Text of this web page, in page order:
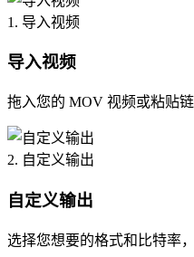
1. 导入视频
导入视频
拖入您的 MOV 视频或粘贴
2. 自定义输出
自定义输出
选择您想要的格式和比特率，